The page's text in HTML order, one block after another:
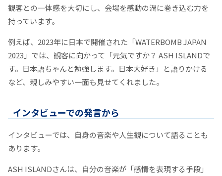
観客との一体感を大切にし、会場を感動の渦に巻き込む力を
持っています。
例えば、2023年に日本で開催された「WATERBOMB JAPAN
2023」では、観客に向かって「元気ですか？ ASH ISLANDで
す。日本語ちゃんと勉強します。日本大好き」と語りかける
など、親しみやすい一面も見せてくれました。
インタビューでの発言から
インタビューでは、自身の音楽や人生観について語ることも
あります。
ASH ISLANDさんは、自分の音楽が「感情を表現する手段」